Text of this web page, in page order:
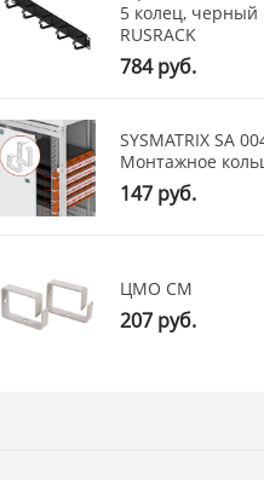
5 колец, черный
RUSRACK
784 руб.
SYSMATRIX SA
Монтажное
147 руб.
ЦМО СМ
207 руб.